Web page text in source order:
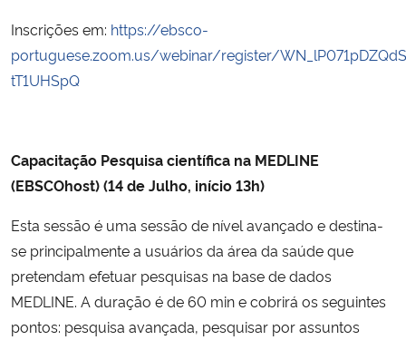
Inscrições em: https://ebsco-
portuguese.zoom.us/webinar/register/
tT1UHSpQ
Capacitação Pesquisa científica na MEDLINE
(EBSCOhost) (14 de Julho, início 13h)
Esta sessão é uma sessão de nível avançado e destina-
se principalmente a usuários da área da saúde que
pretendam efetuar pesquisas na base de dados
MEDLINE. A duração é de 60 min e cobrirá os seguintes
pontos: pesquisa avançada, pesquisar por assuntos